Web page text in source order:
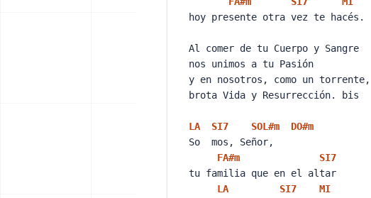
hoy presente otra vez te hacés.
Al comer de tu Cuerpo y Sangre
nos unimos a tu Pasión
y en nosotros, como un torrente,
brota Vida y Resurrección. bis
LA SI7 SOL#m DO#m
So mos, Señor,
FA#m SI7
tu familia que en el altar
LA
SI7
MI